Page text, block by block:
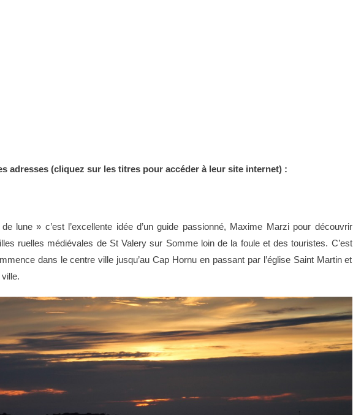
adresses (cliquez sur les titres pour accéder à leur site internet) :
lune » c’est l’excellente idée d’un guide passionné, Maxime Marzi pour découvrir
ruelles médiévales de St Valery sur Somme loin de la foule et des touristes. C’est
dans le centre ville jusqu’au Cap Hornu en passant par l’église Saint Martin et